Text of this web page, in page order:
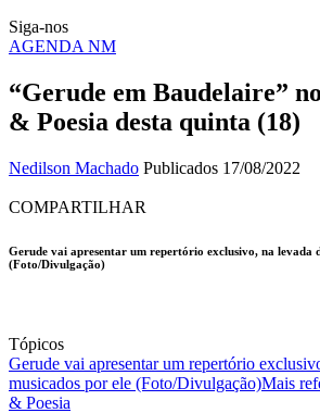
Siga-nos
AGENDA NM
“Gerude em Baudelaire”
& Poesia desta quinta (18)
Nedilson Machado Publicados 17/08/2022
COMPARTILHAR
Gerude vai apresentar um repertório exclusivo, na levada
(Foto/Divulgação)
Tópicos
Gerude vai apresentar um repertório
musicados por ele (Foto/Divulgação)Mais
& Poesia